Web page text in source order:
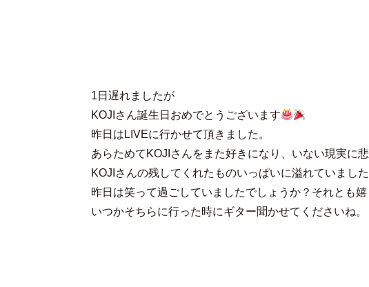
1日遅れましたが
KOJIさん誕生日おめでとうございます
昨日はLIVEに行かせて頂きました。
あらためてKOJIさんをまた好きになり、いない現実に
KOJIさんの残してくれたものいっぱいに溢れていました
昨日は笑って過ごしていましたでしょうか？それとも
いつかそちらに行った時にギター聞かせてくださいね。